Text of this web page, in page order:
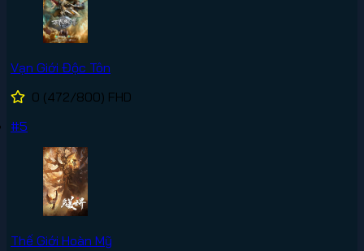
Vạn Giới Độc Tôn
0 (472/800) FHD
#5
Thế Giới Hoàn Mỹ